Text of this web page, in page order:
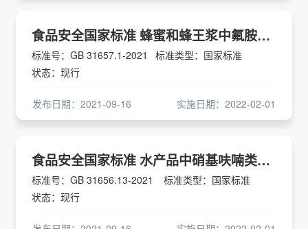
食品安全国家标准 蜂蜜和蜂王浆中氟胺氰菊酯残留量的测定 气相色谱法
标准号：GB 31657.1-2021
标准类型：国家标准
状态：现行
发布日期：2021-09-16 实施日期：2022-02-01
食品安全国家标准 水产品中硝基呋喃类代谢物多残留的测定 液相色谱-串联质谱法
标准号：GB 31656.13-2021
标准类型：国家标准
状态：现行